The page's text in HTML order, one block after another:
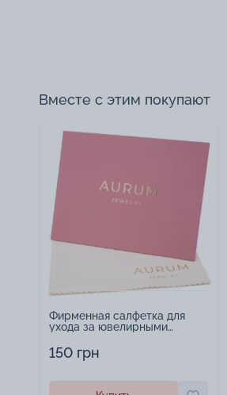
Вместе с этим покупают
Фирменная салфетка для
ухода за ювелирными
150 грн